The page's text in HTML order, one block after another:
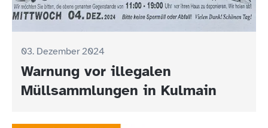
03. Dezember 2024
Warnung vor illegalen
Müllsammlungen in Kulmain